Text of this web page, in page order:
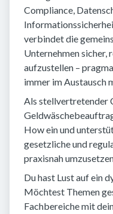
Compliance,
verbindet die
Unternehmen
aufzustellen –
immer im Austausch
Als stellvertretender
How ein und
gesetzliche und
praxisnah
Du hast Lust auf ein
Möchtest Themen
Fachbereiche mit